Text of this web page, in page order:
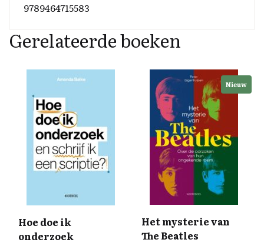
9789464715583
Gerelateerde boeken
Hoe doe ik
onderzoek
Nieuw
Het mysterie van
The Beatles